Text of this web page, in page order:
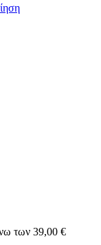
των 39,00 €